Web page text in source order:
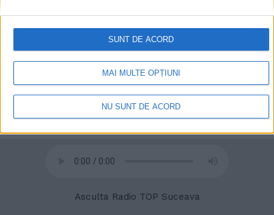
retrageți consimțământul în orice moment, revenind la acest site
și făcând clic pe butonul "Confidențialitate" din partea de jos a
paginii web.
MAI MULTE OPȚIUNI
NU SUNT DE ACORD
SUNT DE ACORD
Asculta Radio TOP Suceava